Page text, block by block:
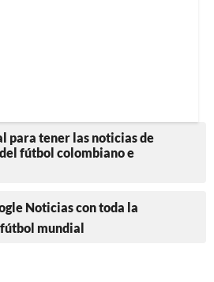
para tener las noticias de
fútbol colombiano e
Noticias con toda la
mundial